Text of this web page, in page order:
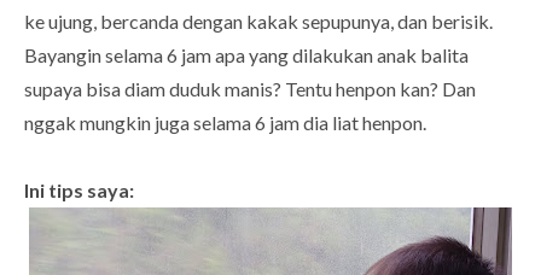
ke ujung, bercanda dengan kakak sepupunya, dan berisik.
Bayangin selama 6 jam apa yang dilakukan anak balita
supaya bisa diam duduk manis? Tentu henpon kan? Dan
nggak mungkin juga selama 6 jam dia liat henpon.
Ini tips saya: